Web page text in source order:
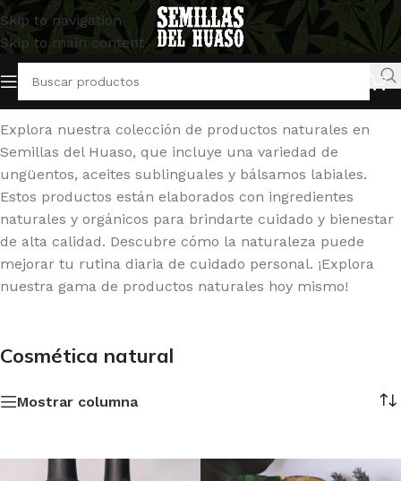
Skip to navigation
Skip to main content
Inicio/Cosmética natural
Mostrando 5 resultados
Explora nuestra colección de productos naturales en
Semillas del Huaso, que incluye una variedad de
ungüentos, aceites sublinguales y bálsamos labiales.
Estos productos están elaborados con ingredientes
naturales y orgánicos para brindarte cuidado y bienestar
de alta calidad. Descubre cómo la naturaleza puede
mejorar tu rutina diaria de cuidado personal. ¡Explora
nuestra gama de productos naturales hoy mismo!
Cosmética natural
Mostrar columna